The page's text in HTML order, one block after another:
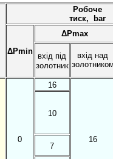
Робоче
тиск, bar
ΔPmin
ΔPmax
вхід під
золотник
вхід над
золотником
0
16
16
10
7